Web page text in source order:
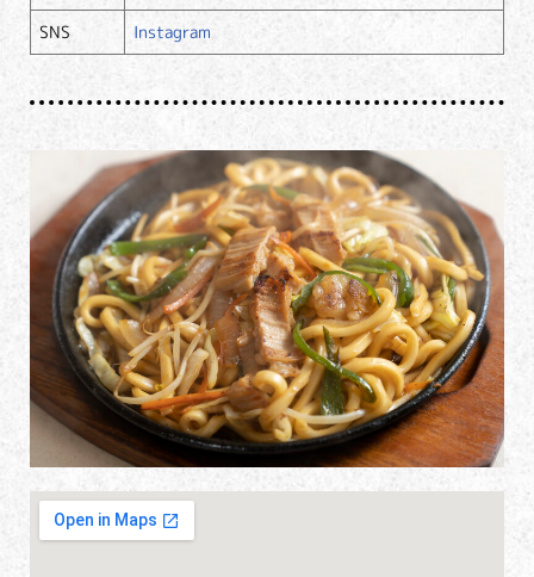
SNS
Instagram